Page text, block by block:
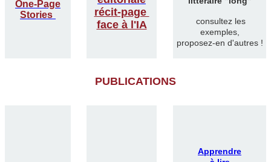
One-Page
Stories
récit-page
face à l'IA
consultez les
exemples,
proposez-en d'autres !
PUBLICATIONS
Apprendre